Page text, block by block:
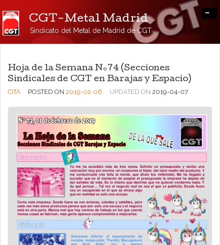
CGT-Metal Madrid
Sindicato del Metal de Madrid de CGT
-
Hoja de la Semana Nº74 (Secciones
Sindicales de CGT en Barajas y Espacio)
CITA POSTED ON 2019-02-06 UPDATED ON 2019-04-07